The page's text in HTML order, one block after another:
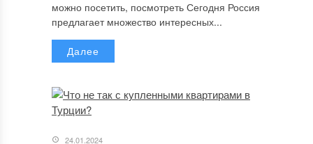
можно посетить, посмотреть Сегодня Россия
предлагает множество интересных...
Далее
24.01.2024